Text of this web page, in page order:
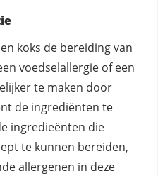
koks de bereiding van
voedselallergie of een
te maken door
de ingrediënten te
ingredieënten die
te kunnen bereiden,
allergenen in deze